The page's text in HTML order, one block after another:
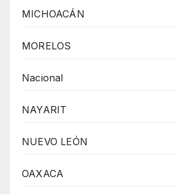
MICHOACÁN
MORELOS
Nacional
NAYARIT
NUEVO LEÓN
OAXACA